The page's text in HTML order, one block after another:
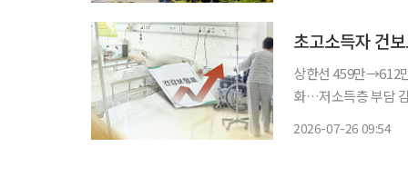
초고소득자 건
상한선 459만→612
화…저소득층 부담 감안 2029년까지 단
2026-07-26 09:54